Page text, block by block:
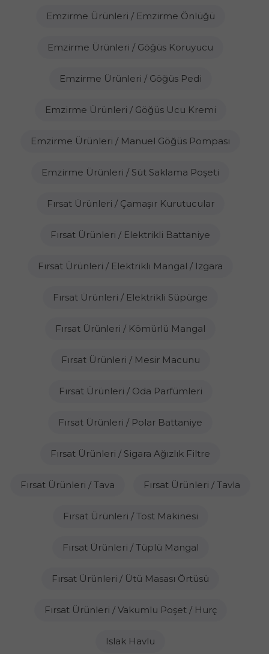
Emzirme Ürünleri / Emzirme Önlüğü
Emzirme Ürünleri / Göğüs Koruyucu
Emzirme Ürünleri / Göğüs Pedi
Emzirme Ürünleri / Göğüs Ucu Kremi
Emzirme Ürünleri / Manuel Göğüs Pompası
Emzirme Ürünleri / Süt Saklama Poşeti
Fırsat Ürünleri / Çamaşır Kurutucular
Fırsat Ürünleri / Elektrikli Battaniye
Fırsat Ürünleri / Elektrikli Mangal / Izgara
Fırsat Ürünleri / Elektrikli Süpürge
Fırsat Ürünleri / Kömürlü Mangal
Fırsat Ürünleri / Mesir Macunu
Fırsat Ürünleri / Oda Parfümleri
Fırsat Ürünleri / Polar Battaniye
Fırsat Ürünleri / Sigara Ağızlık Filtre
Fırsat Ürünleri / Tava Fırsat Ürünleri / Tavla
Fırsat Ürünleri / Tost Makinesi
Fırsat Ürünleri / Tüplü Mangal
Fırsat Ürünleri / Ütü Masası Örtüsü
Fırsat Ürünleri / Vakumlu Poşet / Hurç
Islak Havlu